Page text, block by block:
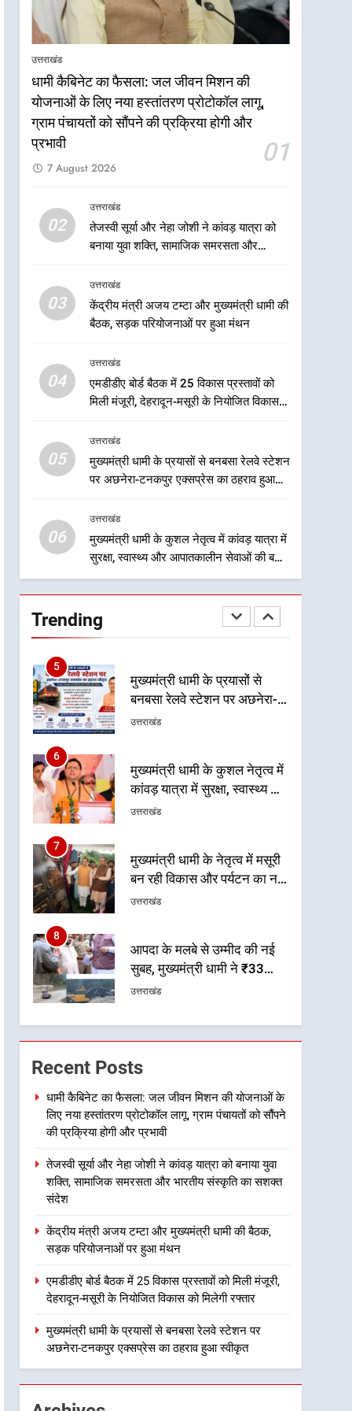
उत्तराखंड
धामी कैबिनेट का फैसला: जल जीवन मिशन की
योजनाओं के लिए नया हस्तांतरण प्रोटोकॉल लागू,
ग्राम पंचायतों को सौंपने की प्रक्रिया होगी और
प्रभावी
01
7 August 2026
02
उत्तराखंड
तेजस्वी सूर्या और नेहा जोशी ने कांवड़ यात्रा को
बनाया युवा शक्ति, सामाजिक समरसता और
03
उत्तराखंड
केंद्रीय मंत्री अजय टम्टा और मुख्यमंत्री धामी की
बैठक, सड़क परियोजनाओं पर हुआ मंथन
04
उत्तराखंड
एमडीडीए बोर्ड बैठक में 25 विकास प्रस्तावों को
मिली मंजूरी, देहरादून-मसूरी के नियोजित विकास
05
उत्तराखंड
मुख्यमंत्री धामी के प्रयासों से बनबसा रेलवे स्टेशन
पर अछनेरा-टनकपुर एक्सप्रेस का ठहराव हुआ
06
उत्तराखंड
मुख्यमंत्री धामी के कुशल नेतृत्व में कांवड़ यात्रा में
सुरक्षा, स्वास्थ्य और आपातकालीन सेवाओं की बनी
मजबूत व्यवस्था
Trending
आपातकालीन सेवाओं की बनी
मजबूत व्यवस्था
उत्तराखंड
7
बन रही विकास और पर्यटन का नया
केंद्र
उत्तराखंड
8
आपदा के मलबे से उम्मीद की नई
भरोसे का प्रतीक
1
धामी कैबिनेट का फैसला: जल
ग्राम पंचायतों को सौंपने की
प्रक्रिया होगी और प्रभावी
तेजस्वी सूर्या और नेहा जोशी ने
संस्कृति का सशक्त संदेश
परियोजनाओं पर हुआ मंथन
उत्तराखंड
मसूरी के नियोजित विकास को
मिलेगी रफ्तार
उत्तराखंड
मुख्यमंत्री धामी के प्रयासों से
बनबसा रेलवे स्टेशन पर अछनेरा-
6
मुख्यमंत्री धामी के कुशल नेतृत्व में
कांवड़ यात्रा में सुरक्षा, स्वास्थ्य और
आपातकालीन सेवाओं की बनी
7
मुख्यमंत्री धामी के नेतृत्व में मसूरी
बन रही विकास और पर्यटन का नया
केंद्र
8
आपदा के मलबे से उम्मीद की नई
सुबह, मुख्यमंत्री धामी ने ₹33
करोड़ के विकास और राहत कार्यों
भरोसे का प्रतीक
1
धामी कैबिनेट का फैसला: जल
जीवन मिशन की योजनाओं के लिए
नया हस्तांतरण प्रोटोकॉल लागू,
कांवड़ यात्रा को बनाया युवा शक्ति,
संस्कृति का सशक्त संदेश
3
केंद्रीय मंत्री अजय टम्टा और
मुख्यमंत्री धामी की बैठक, सड़क
परियोजनाओं पर हुआ मंथन
उत्तराखंड
एमडीडीए बोर्ड बैठक में 25 विकास
प्रस्तावों को मिली मंजूरी, देहरादून-
मिलेगी रफ्तार
5
बनबसा रेलवे स्टेशन पर अछनेरा-
टनकपुर एक्सप्रेस का ठहराव हुआ
उत्तराखंड
Recent Posts
धामी कैबिनेट का फैसला: जल जीवन मिशन की योजनाओं के
लिए नया हस्तांतरण प्रोटोकॉल लागू, ग्राम पंचायतों को सौंपने
की प्रक्रिया होगी और प्रभावी
तेजस्वी सूर्या और नेहा जोशी ने कांवड़ यात्रा को बनाया युवा
शक्ति, सामाजिक समरसता और भारतीय संस्कृति का सशक्त
संदेश
केंद्रीय मंत्री अजय टम्टा और मुख्यमंत्री धामी की बैठक,
सड़क परियोजनाओं पर हुआ मंथन
एमडीडीए बोर्ड बैठक में 25 विकास प्रस्तावों को मिली मंजूरी,
देहरादून-मसूरी के नियोजित विकास को मिलेगी रफ्तार
मुख्यमंत्री धामी के प्रयासों से बनबसा रेलवे स्टेशन पर
अछनेरा-टनकपुर एक्सप्रेस का ठहराव हुआ स्वीकृत